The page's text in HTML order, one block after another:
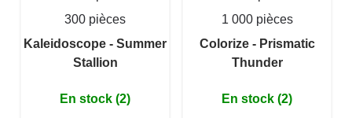
300 pièces
Kaleidoscope - Summer
Stallion
En stock (2)
1 000 pièces
Colorize - Prismatic
Thunder
En stock (2)